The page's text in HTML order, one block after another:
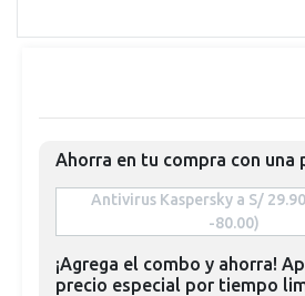
Ahorra en tu compra con una
Antivirus Kaspersky a S/
¡Agrega el combo y ahorra!
precio especial por tiempo